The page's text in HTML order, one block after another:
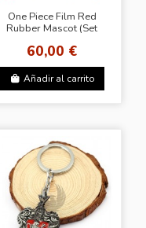
One Piece Film Red
Rubber Mascot (Set
60,00 €
Añadir al carrito